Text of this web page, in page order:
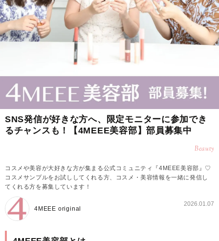
SNS発信が好きな方へ、限定モニターに参加でき
るチャンスも！【4MEEE美容部】部員募集中
Beauty
コスメや美容が大好きな方が集まる公式コミュニティ『4MEEE美容部』♡
コスメサンプルをお試ししてくれる方、コスメ・美容情報を一緒に発信し
てくれる方を募集しています！
4MEEE original
2026.01.07